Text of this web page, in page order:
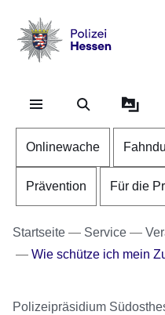
Hessen
Onlinewache
Prävention Für die
Startseite Service
Wie schütze ich mein
Polizeipräsidium